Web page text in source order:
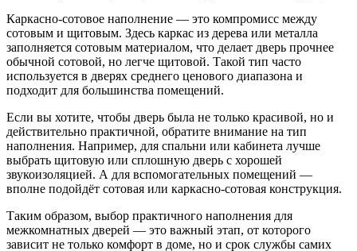
Каркасно-сотовое наполнение — это компромисс между
сотовым и щитовым. Здесь каркас из дерева или металла
заполняется сотовым материалом, что делает дверь прочнее
обычной сотовой, но легче щитовой. Такой тип часто
используется в дверях среднего ценового диапазона и
подходит для большинства помещений.
Если вы хотите, чтобы дверь была не только красивой, но и
действительно практичной, обратите внимание на тип
наполнения. Например, для спальни или кабинета лучше
выбрать щитовую или сплошную дверь с хорошей
звукоизоляцией. А для вспомогательных помещений —
вполне подойдёт сотовая или каркасно-сотовая конструкция.
Таким образом, выбор практичного наполнения для
межкомнатных дверей — это важный этап, от которого
зависит не только комфорт в доме, но и срок службы самих